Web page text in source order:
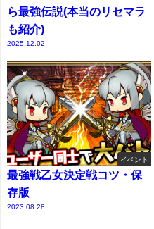
ら最強伝説(本当のリセマラ
も紹介)
2025.12.02
イベント
最強戦乙女決定戦コツ・保
存版
2023.08.28